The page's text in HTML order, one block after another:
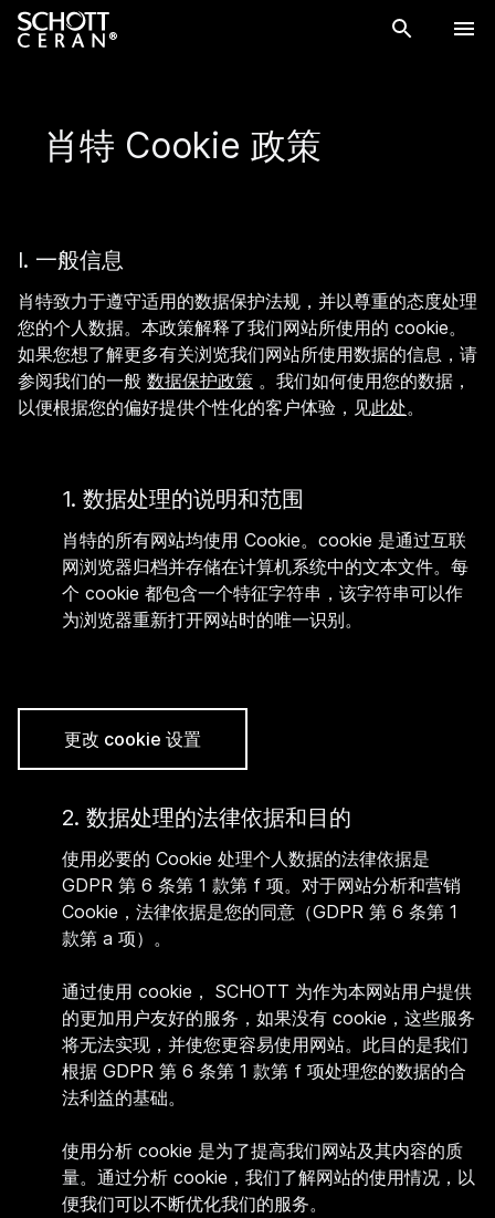
肖特 Cookie 政策
I. 一般信息
肖特致力于遵守适用的数据保护法规，并以尊重的态度处理
您的个人数据。本政策解释了我们网站所使用的 cookie。
如果您想了解更多有关浏览我们网站所使用数据的信息，请
参阅我们的一般 数据保护政策 。我们如何使用您的数据，
以便根据您的偏好提供个性化的客户体验，见此处。
1. 数据处理的说明和范围
肖特的所有网站均使用 Cookie。cookie 是通过互联
网浏览器归档并存储在计算机系统中的文本文件。每
个 cookie 都包含一个特征字符串，该字符串可以作
为浏览器重新打开网站时的唯一识别。
更改 cookie 设置
2. 数据处理的法律依据和目的
使用必要的 Cookie 处理个人数据的法律依据是
GDPR 第 6 条第 1 款第 f 项。对于网站分析和营销
Cookie，法律依据是您的同意（GDPR 第 6 条第 1
款第 a 项）。
通过使用 cookie， SCHOTT 为作为本网站用户提供
的更加用户友好的服务，如果没有 cookie，这些服务
将无法实现，并使您更容易使用网站。此目的是我们
根据 GDPR 第 6 条第 1 款第 f 项处理您的数据的合
法利益的基础。
使用分析 cookie 是为了提高我们网站及其内容的质
量。通过分析 cookie，我们了解网站的使用情况，以
便我们可以不断优化我们的服务。